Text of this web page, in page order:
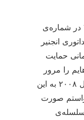
این یادداشت اولین‌بار در سال ۲۰۱۰ در شماره‌ی
انجنیر
حمایت
را مرور
می‌کردم، در صفحات مربوط به سال ۲۰۰۸ به این
صورت
سلسله‌ی